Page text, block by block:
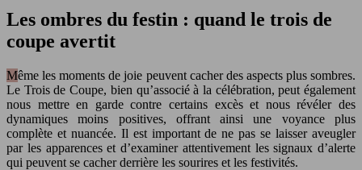
Les ombres du festin : quand le trois de
coupe avertit
Même les moments de joie peuvent cacher des aspects plus sombres.
Le Trois de Coupe, bien qu’associé à la célébration, peut également
nous mettre en garde contre certains excès et nous révéler des
dynamiques moins positives, offrant ainsi une voyance plus
complète et nuancée. Il est important de ne pas se laisser aveugler
par les apparences et d’examiner attentivement les signaux d’alerte
qui peuvent se cacher derrière les sourires et les festivités.